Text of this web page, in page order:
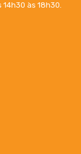
às 18h30.